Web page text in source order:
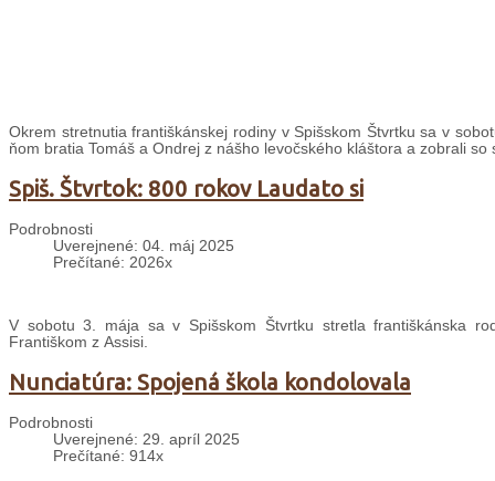
Okrem stretnutia františkánskej rodiny v Spišskom Štvrtku sa v
ňom bratia Tomáš a Ondrej z nášho levočského kláštora a zobrali
Spiš. Štvrtok: 800 rokov Laudato si
Podrobnosti
Uverejnené: 04. máj 2025
Prečítané: 2026x
V sobotu 3. mája sa v Spišskom Štvrtku stretla františkánska
Františkom z Assisi.
Nunciatúra: Spojená škola kondolovala
Podrobnosti
Uverejnené: 29. apríl 2025
Prečítané: 914x